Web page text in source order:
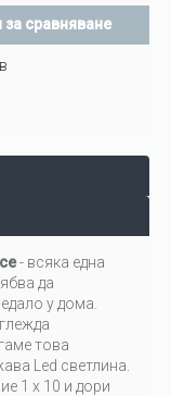
сравняване
- всяка една
да
у дома.
това
Led светлина.
1 х 10 и дори